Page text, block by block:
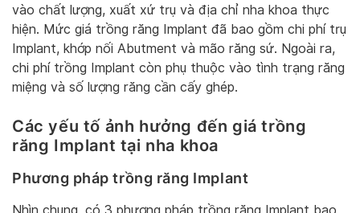
vào chất lượng, xuất xứ trụ và địa chỉ nha khoa thực
hiện. Mức giá trồng răng Implant đã bao gồm chi phí trụ
Implant, khớp nối Abutment và mão răng sứ. Ngoài ra,
chi phí trồng Implant còn phụ thuộc vào tình trạng răng
miệng và số lượng răng cần cấy ghép.
Các yếu tố ảnh hưởng đến giá trồng
răng Implant tại nha khoa
Phương pháp trồng răng Implant